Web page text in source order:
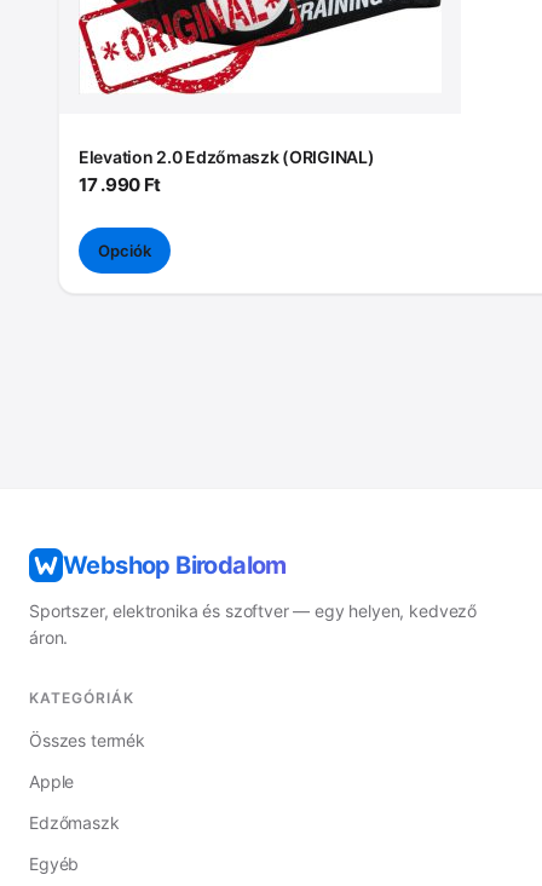
Elevation 2.0 Edzőmaszk (ORIGINAL)
17 .990 Ft
Opciók
választhatók
Webshop Birodalom
Sportszer, elektronika és szoftver — egy helyen, kedvező
áron.
KATEGÓRIÁK
Összes termék
Apple
Edzőmaszk
Egyéb